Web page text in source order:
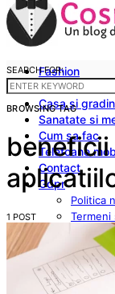
Fashion
Frumusete
Casa si
Sanatate si
Cum sa fac
Telefoane
Contact
Gdpr
Politica
Termeni
Disclaimer
SEARCH FOR:
BROWSING TAG
beneficii
1 POST